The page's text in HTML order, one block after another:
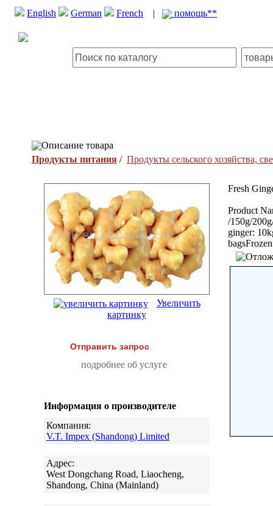
English German French | помощь**
Описание товара
Продукты питания / Продукты сельского хозяйства,
Увеличить
картинку
Отправить запрос
подробнее об услуге
Информация о производителе
Компания:
V.T. Impex (Shandong) Limited
Адрес:
West Dongchang Road, Liaocheng,
Shandong, China (Mainland)
Fresh
Product
/150g/
ginger: